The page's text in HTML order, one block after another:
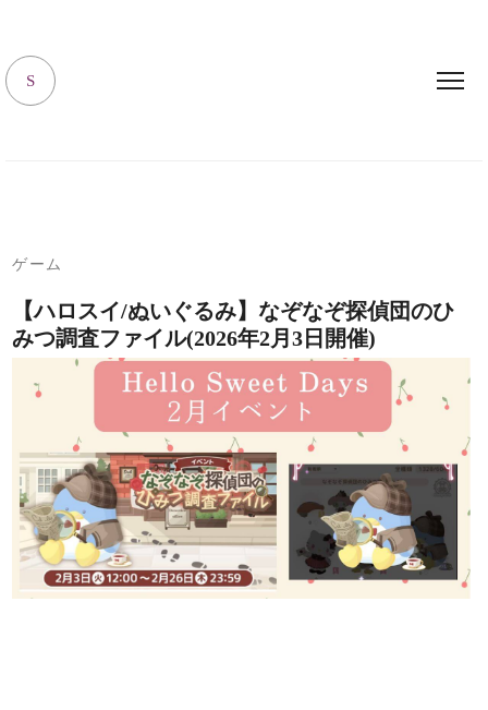
S
ゲーム
【ハロスイ/ぬいぐるみ】なぞなぞ探偵団のひ
みつ調査ファイル(2026年2月3日開催)